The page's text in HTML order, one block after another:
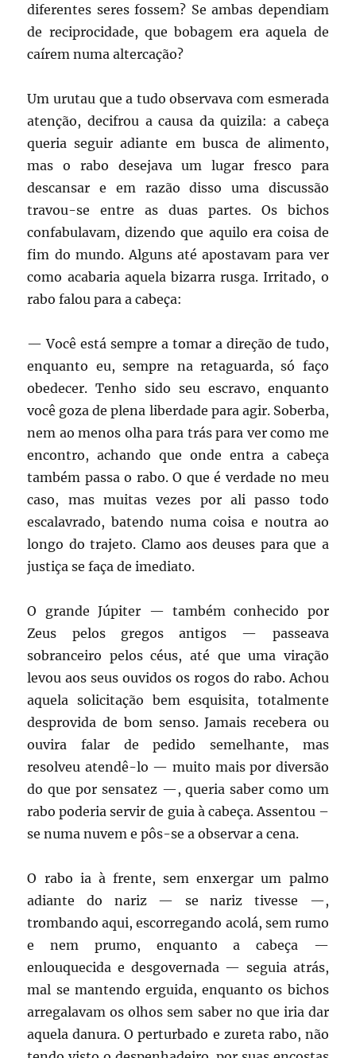
diferentes seres fossem? Se ambas dependiam
de reciprocidade, que bobagem era aquela de
caírem numa altercação?
Um urutau que a tudo observava com esmerada
atenção, decifrou a causa da quizila: a cabeça
queria seguir adiante em busca de alimento,
mas o rabo desejava um lugar fresco para
descansar e em razão disso uma discussão
travou-se entre as duas partes. Os bichos
confabulavam, dizendo que aquilo era coisa de
fim do mundo. Alguns até apostavam para ver
como acabaria aquela bizarra rusga. Irritado, o
rabo falou para a cabeça:
— Você está sempre a tomar a direção de tudo,
enquanto eu, sempre na retaguarda, só faço
obedecer. Tenho sido seu escravo, enquanto
você goza de plena liberdade para agir. Soberba,
nem ao menos olha para trás para ver como me
encontro, achando que onde entra a cabeça
também passa o rabo. O que é verdade no meu
caso, mas muitas vezes por ali passo todo
escalavrado, batendo numa coisa e noutra ao
longo do trajeto. Clamo aos deuses para que a
justiça se faça de imediato.
O grande Júpiter — também conhecido por
Zeus pelos gregos antigos — passeava
sobranceiro pelos céus, até que uma viração
levou aos seus ouvidos os rogos do rabo. Achou
aquela solicitação bem esquisita, totalmente
desprovida de bom senso. Jamais recebera ou
ouvira falar de pedido semelhante, mas
resolveu atendê-lo — muito mais por diversão
do que por sensatez —, queria saber como um
rabo poderia servir de guia à cabeça. Assentou –
se numa nuvem e pôs-se a observar a cena.
O rabo ia à frente, sem enxergar um palmo
adiante do nariz — se nariz tivesse —,
trombando aqui, escorregando acolá, sem rumo
e nem prumo, enquanto a cabeça —
enlouquecida e desgovernada — seguia atrás,
mal se mantendo erguida, enquanto os bichos
arregalavam os olhos sem saber no que iria dar
aquela danura. O perturbado e zureta rabo, não